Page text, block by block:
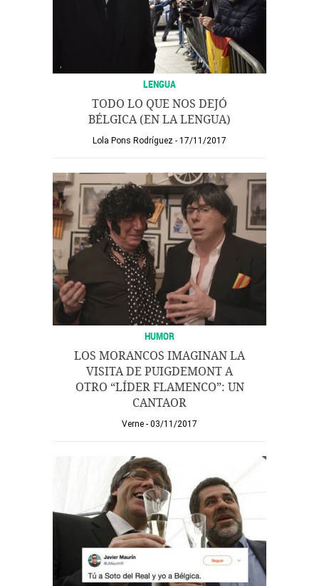
LENGUA
TODO LO QUE NOS DEJÓ
BÉLGICA (EN LA LENGUA)
Lola Pons Rodríguez 17/11/2017
HUMOR
LOS MORANCOS IMAGINAN LA
VISITA DE PUIGDEMONT A
OTRO “LÍDER FLAMENCO”: UN
CANTAOR
Verne 03/11/2017